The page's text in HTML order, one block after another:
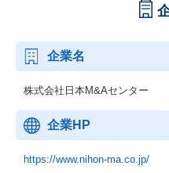
企業名
株式会社日本M&Aセンター
企業HP
https://www.nihon-ma.co.jp/